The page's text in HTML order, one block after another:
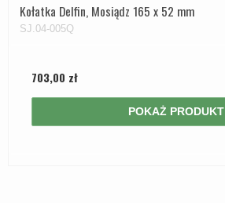
Kołatka Delfin, Mosiądz 165 x 52 mm
SJ.04-005Q
703,00 zł
POKAŻ PRODUKT